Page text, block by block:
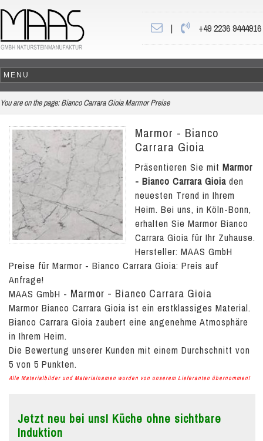
| +49 2236 9444916
You are on the page: Bianco Carrara Gioia Marmor Preise
Marmor - Bianco
Carrara Gioia
Präsentieren Sie mit Marmor
- Bianco Carrara Gioia den
neuesten Trend in Ihrem
Heim. Bei uns, in Köln-Bonn,
erhalten Sie Marmor Bianco
Carrara Gioia für Ihr Zuhause.
Hersteller: MAAS GmbH
Preise für Marmor - Bianco Carrara Gioia: Preis auf
Anfrage!
MAAS GmbH - Marmor - Bianco Carrara Gioia
Marmor Bianco Carrara Gioia ist ein erstklassiges Material.
Bianco Carrara Gioia zaubert eine angenehme Atmosphäre
in Ihrem Heim.
Die Bewertung unserer Kunden mit einem Durchschnitt von
5 von 5 Punkten.
Alle Materialbilder und Materialnamen wurden von unserem Lieferanten übernommen!
Jetzt neu bei uns! Küche ohne sichtbare
Induktion